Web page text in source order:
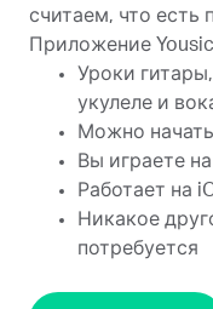
считаем, что есть
Приложение
Уроки
укулеле и
Можно
Вы играете
Работает на
Никакое
потребуется